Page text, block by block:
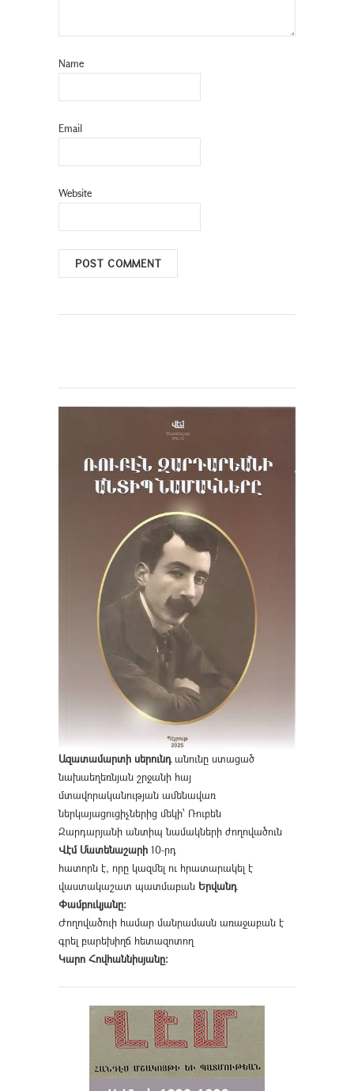
Name
Email
Website
Ազատամարտի սերունդանունը ստացած
նախաեղեռնյան շրջանի հայ
մտավորականության ամենավառ
ներկայացուցիչներից մեկի՝ Ռուբեն
Զարդարյանի անտիպ նամակների ժողովածուն
Վէմ Մատենաշարի 10-րդ
հատորն է, որը կազմել ու հրատարակել է
վաստակաշատ պատմաբան Երվանդ
Փամբուկյանը։
Ժողովածուի համար մանրամասն առաջաբան է
գրել բարեխիղճ հետազոտող
Կարո Հովհաննիսյանը։